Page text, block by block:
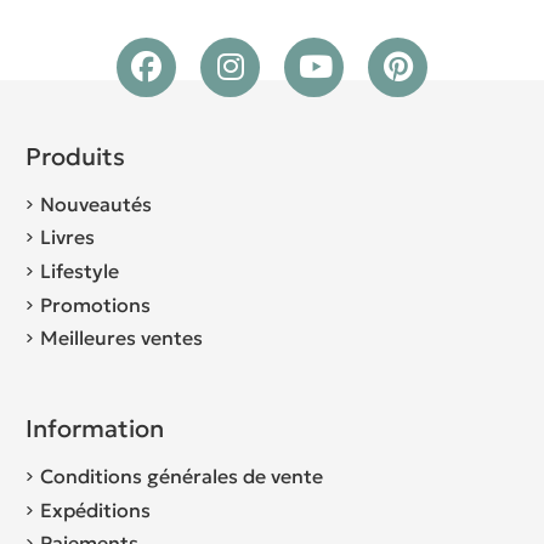
Produits
Nouveautés
Livres
Lifestyle
Promotions
Meilleures ventes
Information
Conditions générales de vente
Expéditions